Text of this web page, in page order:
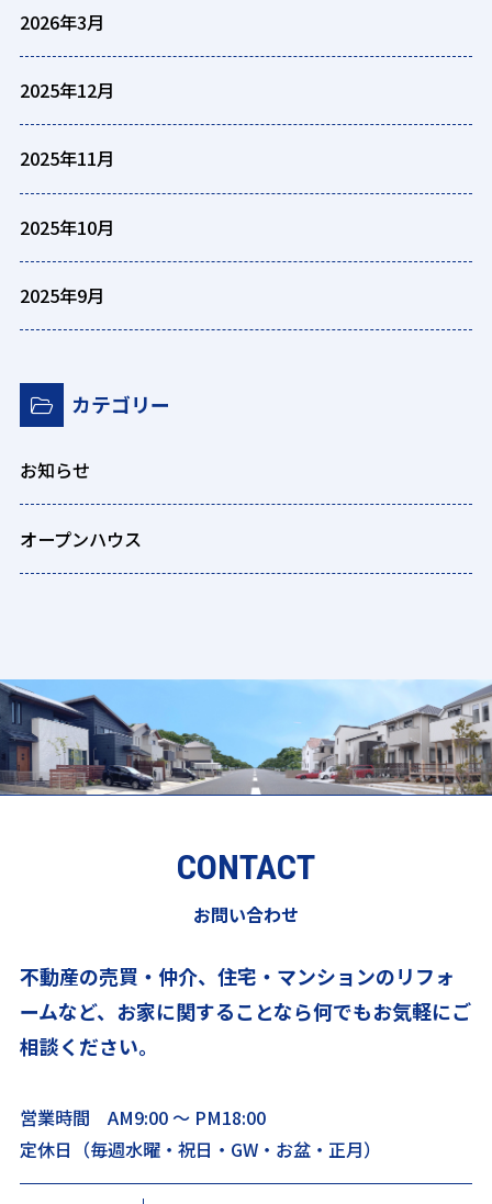
2026年3月
2025年12月
2025年11月
2025年10月
2025年9月
カテゴリー
お知らせ
オープンハウス
CONTACT
お問い合わせ
不動産の売買・仲介、住宅・マンションのリフォ
ームなど、 お家に関することなら何でもお気軽にご
相談ください。
営業時間 AM9:00 ～ PM18:00
定休日（毎週水曜・祝日・GW・お盆・正月）